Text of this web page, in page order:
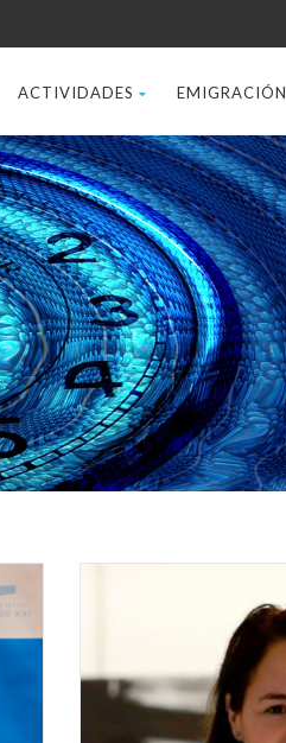
ACTIVIDADES EMIGRACIÓN